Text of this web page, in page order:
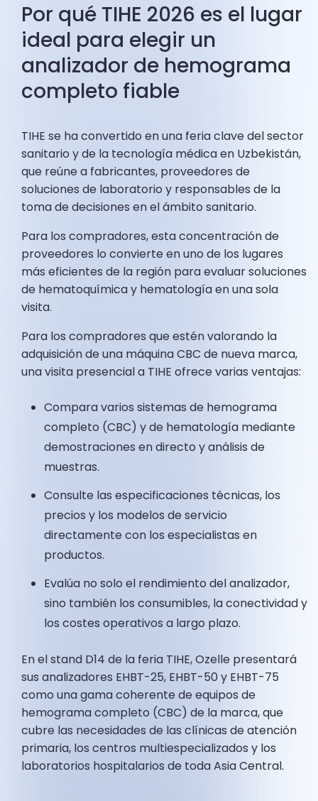
Por qué TIHE 2026 es el lugar
ideal para elegir un
analizador de hemograma
completo fiable
TIHE se ha convertido en una feria clave del sector
sanitario y de la tecnología médica en Uzbekistán,
que reúne a fabricantes, proveedores de
soluciones de laboratorio y responsables de la
toma de decisiones en el ámbito sanitario.
Para los compradores, esta concentración de
proveedores lo convierte en uno de los lugares
más eficientes de la región para evaluar soluciones
de hematoquímica y hematología en una sola
visita.
Para los compradores que estén valorando la
adquisición de una máquina CBC de nueva marca,
una visita presencial a TIHE ofrece varias ventajas:
Compara varios sistemas de hemograma
completo (CBC) y de hematología mediante
demostraciones en directo y análisis de
muestras.
Consulte las especificaciones técnicas, los
precios y los modelos de servicio
directamente con los especialistas en
productos.
Evalúa no solo el rendimiento del analizador,
sino también los consumibles, la conectividad y
los costes operativos a largo plazo.
En el stand D14 de la feria TIHE, Ozelle presentará
sus analizadores EHBT-25, EHBT-50 y EHBT-75
como una gama coherente de equipos de
hemograma completo (CBC) de la marca, que
cubre las necesidades de las clínicas de atención
primaria, los centros multiespecializados y los
laboratorios hospitalarios de toda Asia Central.